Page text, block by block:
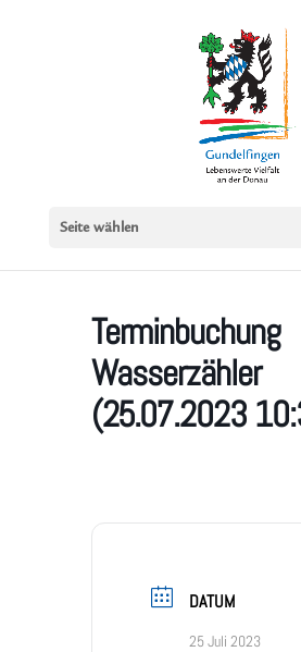
Seite wählen
Terminbuchung
Wasserzähler
(25.07.2023
DATUM
25 Juli 2023